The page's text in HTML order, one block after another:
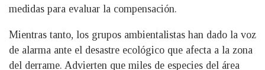
medidas para evaluar la compensación.
Mientras tanto, los grupos ambientalistas han dado la voz
de alarma ante el desastre ecológico que afecta a la zona
del derrame. Advierten que miles de especies del área